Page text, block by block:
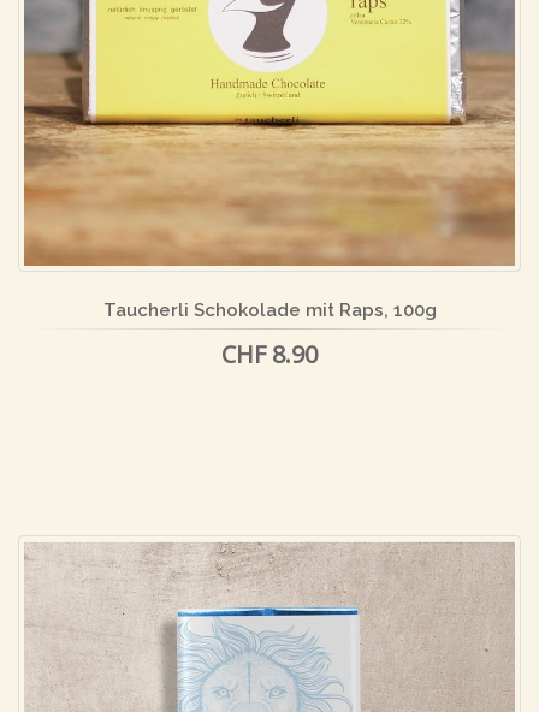
Taucherli Schokolade mit Raps, 100g
CHF 8.90